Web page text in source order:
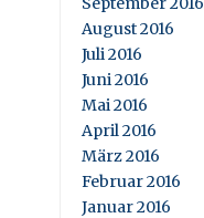
August 2016
Juli 2016
Juni 2016
Mai 2016
April 2016
März 2016
Februar 2016
Januar 2016